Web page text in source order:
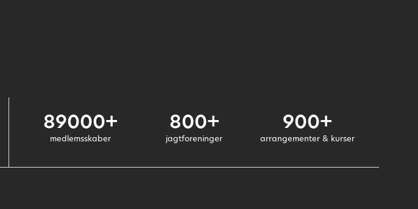
89000+
medlemsskaber
800+
jagtforeninger
900+
arrangementer & kurser